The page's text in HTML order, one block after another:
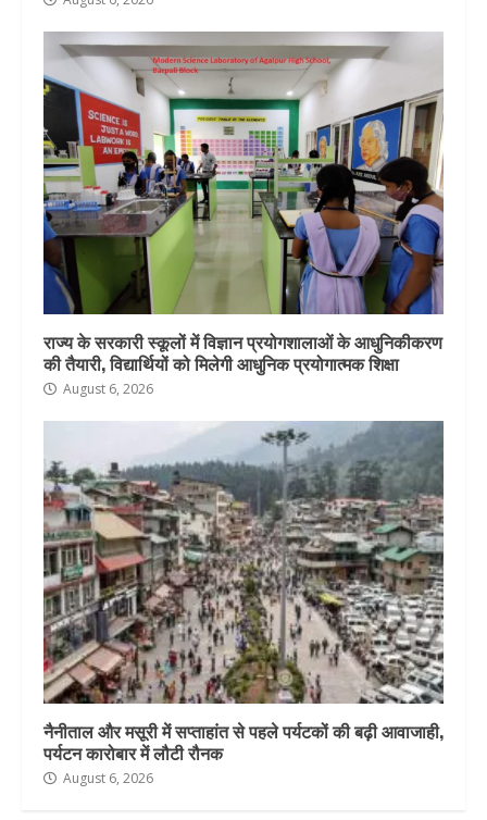
राज्य के सरकारी स्कूलों में विज्ञान प्रयोगशालाओं के आधुनिकीकरण
की तैयारी, विद्यार्थियों को मिलेगी आधुनिक प्रयोगात्मक शिक्षा
August 6, 2026
नैनीताल और मसूरी में सप्ताहांत से पहले पर्यटकों की बढ़ी आवाजाही,
पर्यटन कारोबार में लौटी रौनक
August 6, 2026